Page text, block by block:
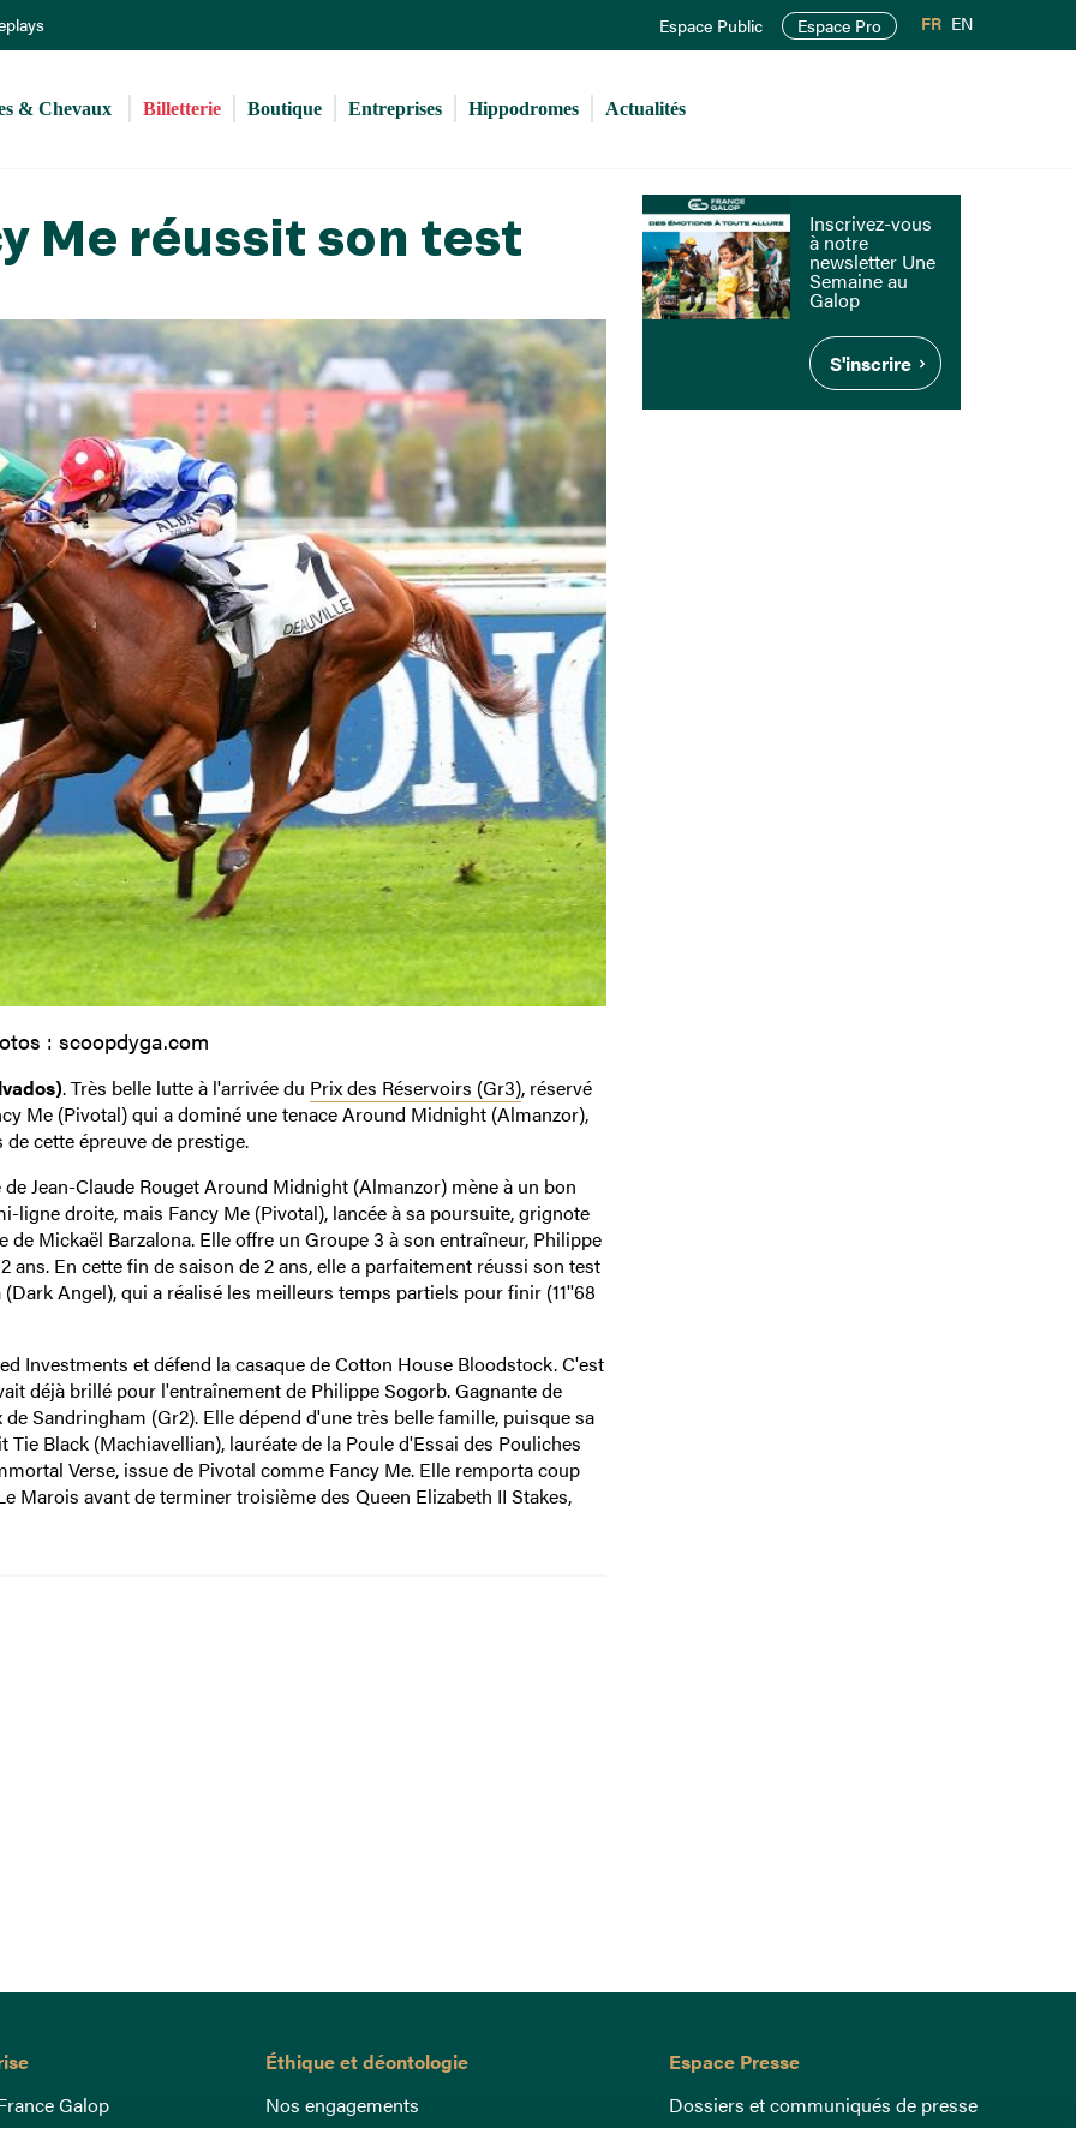
au
principal
Espace Public Espace Pro FR EN
& Chevaux Billetterie Boutique Entreprises Hippodromes Actualités
Me réussit son test
: scoopdyga.com
. Très belle lutte à l'arrivée du Prix des Réservoirs (Gr3), réservé
Me (Pivotal) qui a dominé une tenace Around Midnight (Almanzor),
cette épreuve de prestige.
Jean-Claude Rouget Around Midnight (Almanzor) mène à un bon
ligne droite, mais Fancy Me (Pivotal), lancée à sa poursuite, grignote
Mickaël Barzalona. Elle offre un Groupe 3 à son entraîneur, Philippe
ans. En cette fin de saison de 2 ans, elle a parfaitement réussi son test
Angel), qui a réalisé les meilleurs temps partiels pour finir (11''68
Investments et défend la casaque de Cotton House Bloodstock. C'est
déjà brillé pour l'entraînement de Philippe Sogorb. Gagnante de
Sandringham (Gr2). Elle dépend d'une très belle famille, puisque sa
Black (Machiavellian), lauréate de la Poule d'Essai des Pouliches
Verse, issue de Pivotal comme Fancy Me. Elle remporta coup
Marois avant de terminer troisième des Queen Elizabeth II Stakes,
Inscrivez-vous
à notre
newsletter Une
Semaine au
Galop
S'inscrire
Galop
Éthique et déontologie
Nos engagements
Lutte anti-dopage
Espace Presse
Dossiers et communiqués de presse